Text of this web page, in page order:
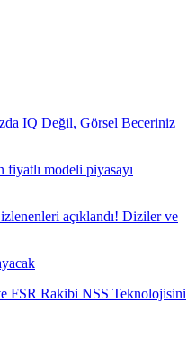
IQ Değil, Görsel Beceriniz
fiyatlı modeli piyasayı
açıklandı! Diziler ve
FSR Rakibi NSS Teknolojisini